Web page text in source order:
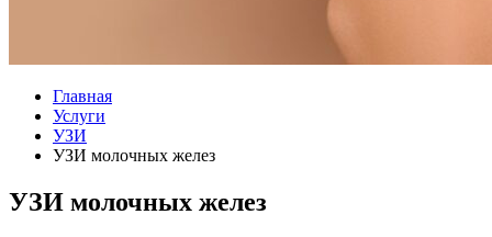
Главная
Услуги
УЗИ
УЗИ молочных желез
УЗИ молочных желез